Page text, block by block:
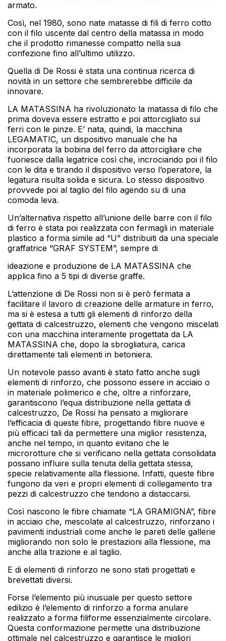
armato.
Così, nel 1980, sono nate matasse di fili di ferro cotto
con il filo uscente dal centro della matassa in modo
che il prodotto rimanesse compatto nella sua
confezione fino all’ultimo utilizzo.
Quella di De Rossi è stata una continua ricerca di
novità in un settore che sembrerebbe difficile da
innovare.
LA MATASSINA ha rivoluzionato la matassa di filo che
prima doveva essere estratto e poi attorcigliato sui
ferri con le pinze. E’ nata, quindi, la macchina
LEGAMATIC, un dispositivo manuale che ha
incorporata la bobina del ferro da attorcigliare che
fuoriesce dalla legatrice così che, incrociando poi il filo
con le dita e tirando il dispositivo verso l’operatore, la
legatura risulta solida e sicura. Lo stesso dispositivo
provvede poi al taglio del filo agendo su di una
comoda leva.
Un’alternativa rispetto all’unione delle barre con il filo
di ferro è stata poi realizzata con fermagli in materiale
plastico a forma simile ad “U” distribuiti da una speciale
graffatrice “GRAF SYSTEM”, sempre di
ideazione e produzione de LA MATASSINA che
applica fino a 5 tipi di diverse graffe.
L’attenzione di De Rossi non si è però fermata a
facilitare il lavoro di creazione delle armature in ferro,
ma si è estesa a tutti gli elementi di rinforzo della
gettata di calcestruzzo, elementi che vengono miscelati
con una macchina interamente progettata da LA
MATASSINA che, dopo la sbrogliatura, carica
direttamente tali elementi in betoniera.
Un notevole passo avanti è stato fatto anche sugli
elementi di rinforzo, che possono essere in acciaio o
in materiale polimerico e che, oltre a rinforzare,
garantiscono l’equa distribuzione nella gettata di
calcestruzzo, De Rossi ha pensato a migliorare
l’efficacia di queste fibre, progettando fibre nuove e
più efficaci tali da permettere una miglior resistenza,
anche nel tempo, in quanto evitano che le
microrotture che si verificano nella gettata consolidata
possano influire sulla tenuta della gettata stessa,
specie relativamente alla flessione. Infatti, queste fibre
fungono da veri e propri elementi di collegamento tra
pezzi di calcestruzzo che tendono a distaccarsi.
Così nascono le fibre chiamate “LA GRAMIGNA”, fibre
in acciaio che, mescolate al calcestruzzo, rinforzano i
pavimenti industriali come anche le pareti delle gallerie
migliorando non solo le prestazioni alla flessione, ma
anche alla trazione e al taglio.
E di elementi di rinforzo ne sono stati progettati e
brevettati diversi.
Forse l’elemento più inusuale per questo settore
edilizio è l’elemento di rinforzo a forma anulare
realizzato a forma filiforme essenzialmente circolare.
Questa conformazione permette una distribuzione
ottimale nel calcestruzzo e garantisce le migliori